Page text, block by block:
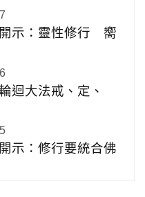
示：靈性修行 嚮
迴大法戒、定、
示：修行要統合佛